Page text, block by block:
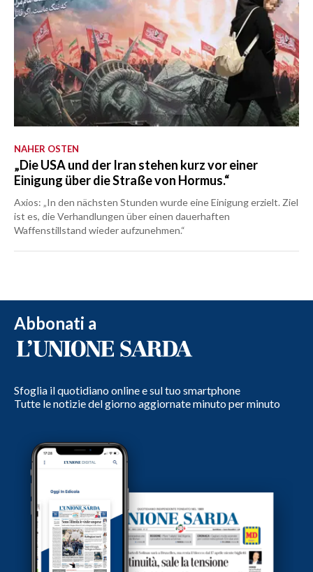
NAHER OSTEN
„Die USA und der Iran stehen kurz vor einer
Einigung über die Straße von Hormus.“
Axios: „In den nächsten Stunden wurde eine Einigung erzielt. Ziel
ist es, die Verhandlungen über einen dauerhaften
Waffenstillstand wieder aufzunehmen.“
Abbonati a
Sfoglia il quotidiano online e sul tuo smartphone
Tutte le notizie del giorno aggiornate minuto per minuto